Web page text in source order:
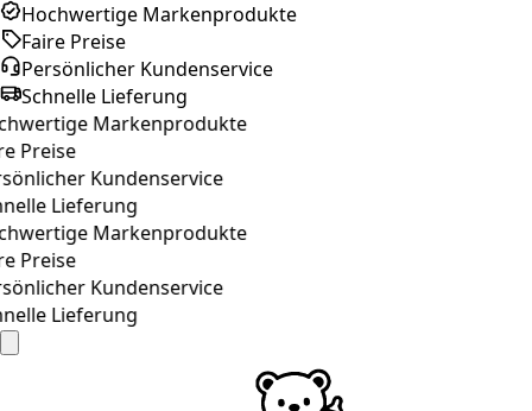
Hochwertige Markenprodukte
Faire Preise
Persönlicher Kundenservice
Schnelle Lieferung
Markenprodukte
Preise
Kundenservice
Lieferung
Markenprodukte
Preise
Kundenservice
Lieferung